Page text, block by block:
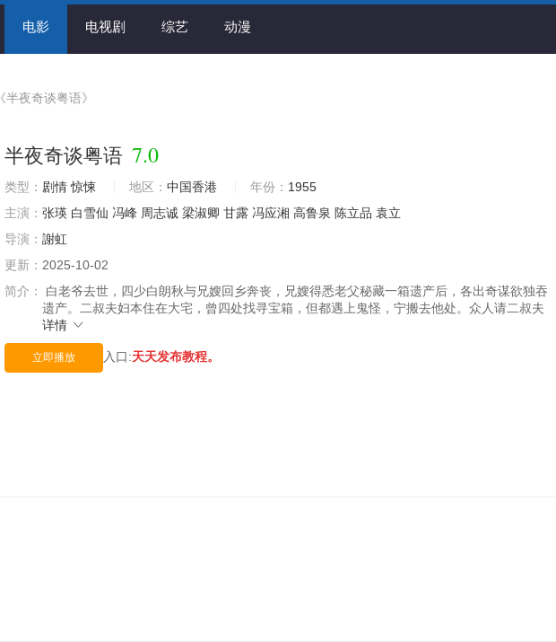
电影 电视剧 综艺 动漫
《半夜奇谈粤语》
半夜奇谈粤语 7.0
类型： 剧情 惊悚 地区： 中国香港 年份： 1955
主演： 张瑛 白雪仙 冯峰 周志诚 梁淑卿 甘露 冯应湘 高鲁泉 陈立品 袁立
导演： 謝虹
更新： 2025-10-02
简介：
白老爷去世，四少白朗秋与兄嫂回乡奔丧，兄嫂得悉老父秘藏一箱遗产后，各出奇谋欲独吞
遗产。二叔夫妇本住在大宅，曾四处找寻宝箱，但都遇上鬼怪，宁搬去他处。众人请二叔夫
详情
立即播放 入口:天天发布教程。